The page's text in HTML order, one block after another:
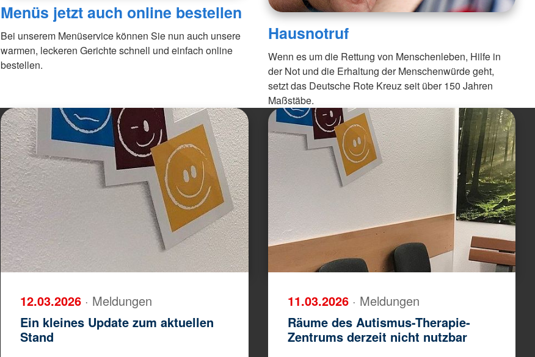
Menüs jetzt auch online bestellen
Bei unserem Menüservice können Sie nun auch unsere
warmen, leckeren Gerichte schnell und einfach online
bestellen.
Hausnotruf
Wenn es um die Rettung von Menschenleben, Hilfe in
der Not und die Erhaltung der Menschenwürde geht,
setzt das Deutsche Rote Kreuz seit über 150 Jahren
Maßstäbe.
12.03.2026 · Meldungen
Ein kleines Update zum aktuellen
Stand
11.03.2026 · Meldungen
Räume des Autismus-Therapie-
Zentrums derzeit nicht nutzbar